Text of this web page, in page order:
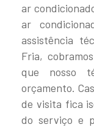
ar
ar
assistência
Fria,
que nosso
orçamento.
de visita fica
do serviço e